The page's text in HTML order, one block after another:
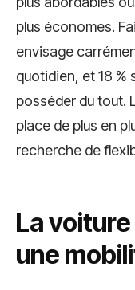
plus économes.
envisage
quotidien, et 18 %
posséder du tout.
place de plus en
recherche de
La
une